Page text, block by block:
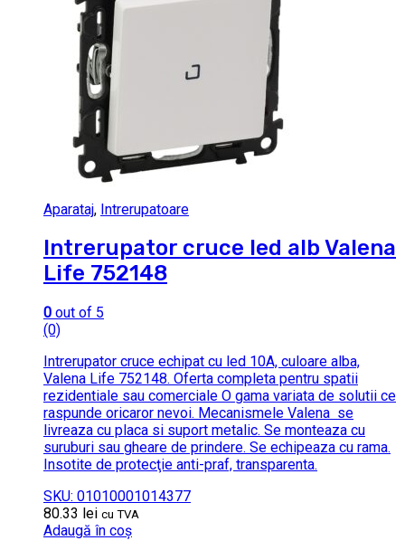
Aparataj, Intrerupatoare
Intrerupator cruce led alb Valena
Life 752148
0 out of 5
(0)
Intrerupator cruce echipat cu led 10A, culoare alba,
Valena Life 752148. Oferta completa pentru spatii
rezidentiale sau comerciale O gama variata de solutii ce
raspunde oricaror nevoi. Mecanismele Valena se
livreaza cu placa si suport metalic. Se monteaza cu
suruburi sau gheare de prindere. Se echipeaza cu rama.
Insotite de protecţie anti-praf, transparenta.
SKU: 01010001014377
80.33 lei cu TVA
Adaugă în coș